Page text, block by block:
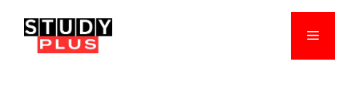
content
Menu